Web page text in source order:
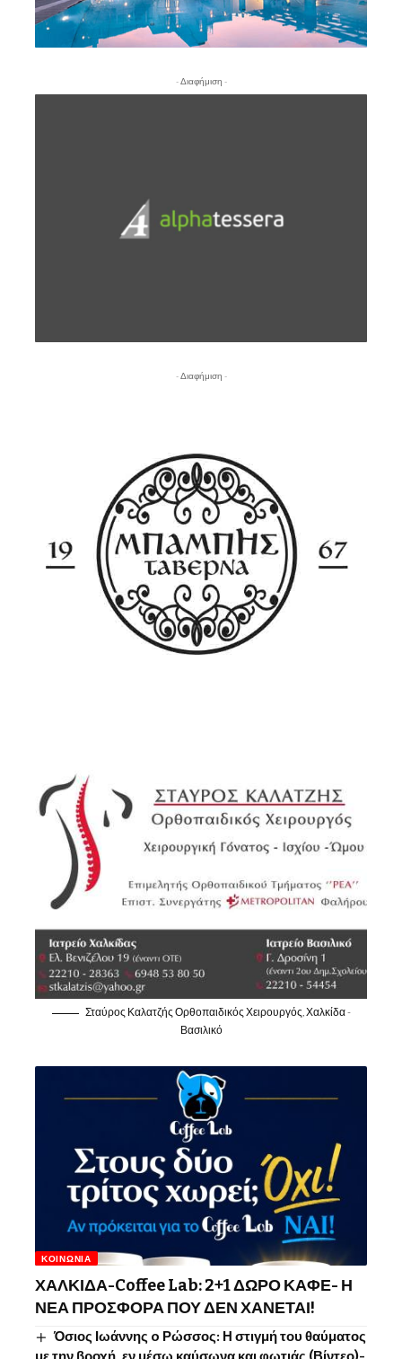
- Διαφήμιση -
- Διαφήμιση -
Σταύρος Καλατζής Ορθοπαιδικός Χειρουργός, Χαλκίδα -
Βασιλικό
ΚΟΙΝΩΝΊΑ
ΧΑΛΚΙΔΑ-Coffee Lab: 2+1 ΔΩΡΟ ΚΑΦΕ- Η
ΝΕΑ ΠΡΟΣΦΟΡΑ ΠΟΥ ΔΕΝ ΧΑΝΕΤΑΙ!
Όσιος Ιωάννης o Ρώσσος: Η στιγμή του θαύματος